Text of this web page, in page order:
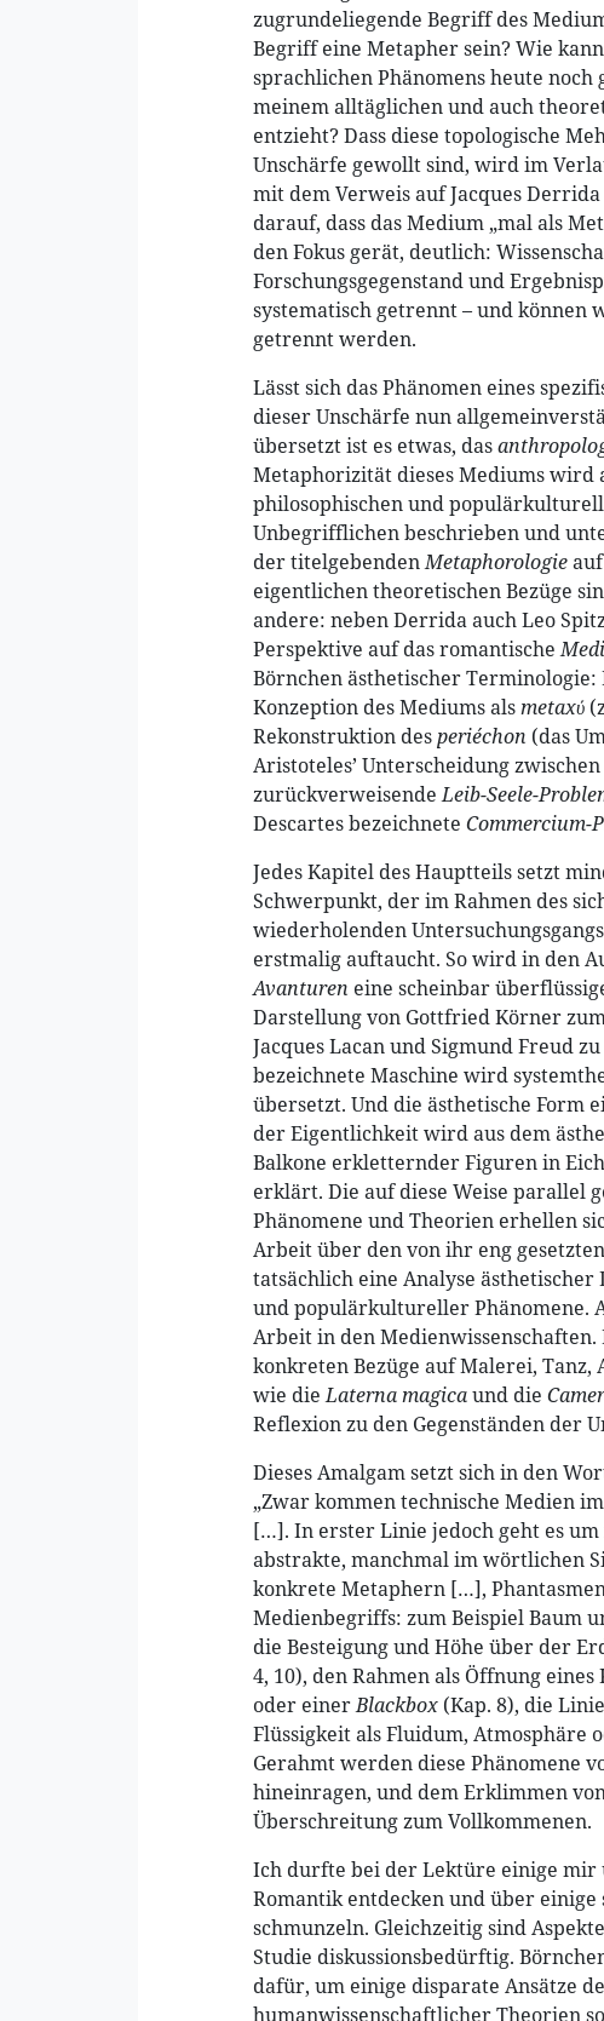
zugrundeliegende Begriff des
Begriff eine Metapher sein? Wie
sprachlichen Phänomens heute noch
meinem alltäglichen und auch
entzieht? Dass diese topologische
Unschärfe gewollt sind, wird im
mit dem Verweis auf Jacques
darauf, dass das Medium „mal als
den Fokus gerät, deutlich:
Forschungsgegenstand und
systematisch getrennt – und können
getrennt werden.
Lässt sich das Phänomen eines
dieser Unschärfe nun
übersetzt ist es etwas, das
Metaphorizität dieses Mediums wird
philosophischen und
Unbegrifflichen beschrieben und
der titelgebendenMetaphorologie
eigentlichen theoretischen Bezüge
andere: neben Derrida auch Leo
Perspektive auf das romantische
Börnchen ästhetischer
Konzeption des Mediums alsmetaxύ
Rekonstruktion desperiéchon (das
Aristoteles’ Unterscheidung zwischen
zurückverweisendeLeib-Seele-
Descartes bezeichnete Commercium-
Jedes Kapitel des Hauptteils setzt
Schwerpunkt, der im Rahmen des
wiederholenden
erstmalig auftaucht. So wird in den
Avanturen eine scheinbar
Darstellung von Gottfried Körner
Jacques Lacan und Sigmund Freud
bezeichnete Maschine wird
übersetzt. Und die ästhetische Form
der Eigentlichkeit wird aus dem
Balkone erkletternder Figuren in
erklärt. Die auf diese Weise parallel
Phänomene und Theorien erhellen
Arbeit über den von ihr eng
tatsächlich eine Analyse
und populärkultureller Phänomene.
Arbeit in den
konkreten Bezüge auf Malerei,
wie dieLaterna magicaund die
Reflexion zu den Gegenständen der
Dieses Amalgam setzt sich in den
„Zwar kommen technische Medien
[…]. In erster Linie jedoch geht es
abstrakte, manchmal im wörtlichen
konkrete Metaphern […],
Medienbegriffs: zum Beispiel Baum
die Besteigung und Höhe über der
4, 10), den Rahmen als Öffnung eines
oder einerBlackbox (Kap. 8), die
Flüssigkeit als Fluidum, Atmosphäre
Gerahmt werden diese Phänomene
hineinragen, und dem Erklimmen
Überschreitung zum Vollkommenen.
Ich durfte bei der Lektüre einige mir
Romantik entdecken und über
schmunzeln. Gleichzeitig sind
Studie diskussionsbedürftig.
dafür, um einige disparate Ansätze
humanwissenschaftlicher Theorien